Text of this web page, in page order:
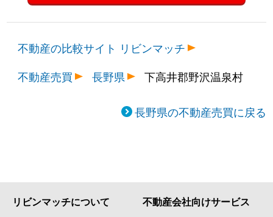
不動産の比較サイト リビンマッチ
不動産売買
長野県 下高井郡野沢温泉村
長野県の不動産売買に戻る
リビンマッチについて 不動産会社向けサービス